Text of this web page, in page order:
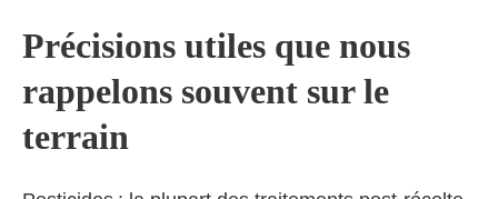
Précisions utiles que nous
rappelons souvent sur le
terrain